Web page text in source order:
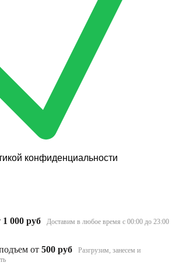
конфиденциальности
1 000 руб Доставим в любое время с 00:00 до 23:00
от500 руб
Разгрузим, занесем и